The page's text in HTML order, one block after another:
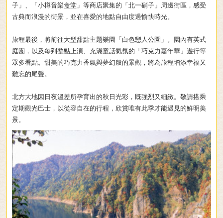
子」、「小樽音樂盒堂」等商店聚集的「北一硝子」周邊街區，感受
古典而浪漫的街景，並在喜愛的地點自由度過愉快時光。
旅程最後，將前往大型甜點主題樂園「白色戀人公園」。園內有英式
庭園，以及每到整點上演、充滿童話氣氛的「巧克力嘉年華」遊行等
眾多看點。甜美的巧克力香氣與夢幻般的景觀，將為旅程增添幸福又
難忘的尾聲。
北方大地因日夜溫差所孕育出的秋日光彩，既強烈又細緻。敬請搭乘
定期觀光巴士，以從容自在的行程，欣賞唯有此季才能遇見的鮮明美
景。